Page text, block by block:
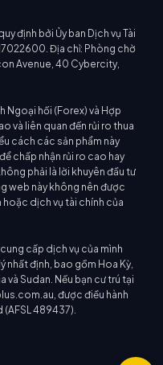
định bởi Ủy ban Dịch vụ Tài
Địa chỉ: Phòng chờ
Avenue, 40 Cybercity,
Ngoại hối (Forex) và Hợp
và liên quan đến rủi ro thua
cách các sản phẩm này
chấp nhận rủi ro cao hay
phải là lời khuyên đầu tư
web này không nên được
hoặc dịch vụ tài chính của
cấp dịch vụ của mình
nhất định, bao gồm Hoa Kỳ,
và Sudan. Nếu bạn cư trú tại
được điều hành
489437).